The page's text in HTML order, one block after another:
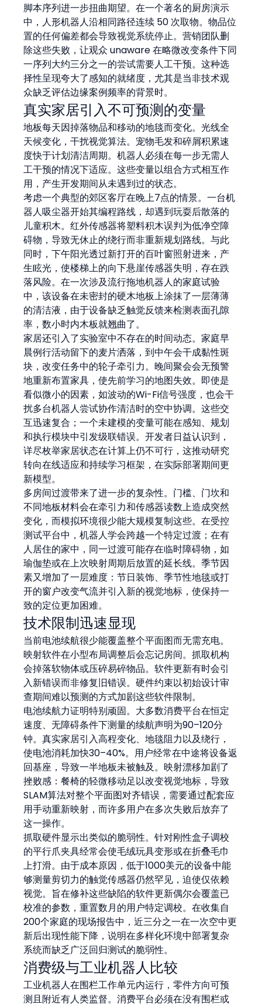
脚本序列进一步扭曲期望。在一个著名的厨房演示
中，人形机器人沿相同路径连续 50 次取物。物品位
置的任何偏差都会导致视觉系统停止。营销团队删
除这些失败，让观众 unaware 在略微改变条件下同
一序列大约三分之一的尝试需要人工干预。这种选
择性呈现夸大了感知的就绪度，尤其是当非技术观
众缺乏评估边缘案例频率的背景时。
真实家居引入不可预测的变量
地板每天因掉落物品和移动的地毯而变化。光线全
天候变化，干扰视觉算法。宠物毛发和碎屑积累速
度快于计划清洁周期。机器人必须在每一步无需人
工干预的情况下适应。这些变量以组合方式相互作
用，产生开发期间从未遇到过的状态。
考虑一个典型的郊区客厅在晚上7点的情景。一台机
器人吸尘器开始其编程路线，却遇到玩耍后散落的
儿童积木。红外传感器将塑料积木误判为低净空障
碍物，导致无休止的绕行而非重新规划路线。与此
同时，下午阳光透过新打开的百叶窗照射进来，产
生眩光，使楼梯上的向下悬崖传感器失明，存在跌
落风险。在一次涉及流行拖地机器人的家庭试验
中，该设备在未密封的硬木地板上涂抹了一层薄薄
的清洁液，由于设备缺乏触觉反馈来检测表面孔隙
率，数小时内木板就翘曲了。
家居还引入了实验室中不存在的时间动态。家庭早
晨例行活动留下的麦片洒落，到中午会干成黏性斑
块，改变任务中的轮子牵引力。晚间聚会会无预警
地重新布置家具，使先前学习的地图失效。即使是
看似微小的因素，如波动的Wi-Fi信号强度，也会干
扰多台机器人尝试协作清洁时的空中协调。这些交
互迅速复合；一个未建模的变量可能在感知、规划
和执行模块中引发级联错误。开发者日益认识到，
详尽枚举家居状态在计算上仍不可行，这推动研究
转向在线适应和持续学习框架，在实际部署期间更
新模型。
多房间过渡带来了进一步的复杂性。门槛、门坎和
不同地板材料会在牵引力和传感器读数上造成突然
变化，而模拟环境很少能大规模复制这些。在受控
测试平台中，机器人学会跨越一个特定过渡；在有
人居住的家中，同一过渡可能存在临时障碍物，如
瑜伽垫或在上次映射周期后放置的延长线。季节因
素又增加了一层难度：节日装饰、季节性地毯或打
开的窗户改变气流并引入新的视觉地标，使保持一
致的定位更加困难。
技术限制迅速显现
当前电池续航很少能覆盖整个平面图而无需充电。
映射软件在小型布局调整后会忘记房间。抓取机构
会掉落软物体或压碎易碎物品。软件更新有时会引
入新错误而非修复旧错误。硬件约束以初始设计审
查期间难以预测的方式加剧这些软件限制。
电池续航力证明特别顽固。大多数消费平台在恒定
速度、无障碍条件下测量的续航声明为90–120分
钟。真实家居引入高程变化、地毯阻力以及绕行，
使电池消耗加快30–40%。用户经常在中途将设备返
回基座，导致一半地板未被触及。映射漂移加剧了
挫败感：餐椅的轻微移动足以改变视觉地标，导致
SLAM算法对整个平面图对齐错误，需要通过配套应
用手动重新映射，而许多用户在多次失败后放弃了
这一操作。
抓取硬件显示出类似的脆弱性。针对刚性盒子调校
的平行爪夹具经常会使毛绒玩具变形或在折叠毛巾
上打滑。由于成本原因，低于1000美元的设备中能
够测量剪切力的触觉传感器仍然罕见，迫使仅依赖
视觉。旨在修补这些缺陷的软件更新偶尔会覆盖已
校准的参数，重置数月的用户特定调校。在收集自
200个家庭的现场报告中，近三分之一在一次空中更
新后出现性能下降，说明在多样化环境中部署复杂
系统而缺乏广泛回归测试的脆弱性。
消费级与工业机器人比较
工业机器人在围栏工作单元内运行，零件方向可预
测且附近有人类监督。消费平台必须在没有围栏或